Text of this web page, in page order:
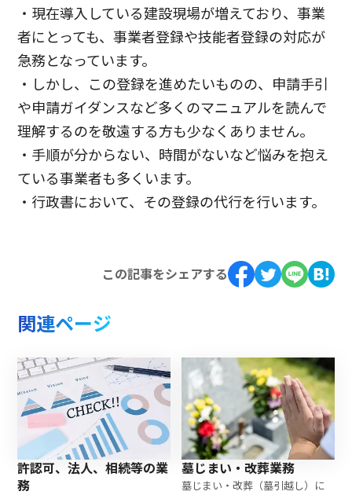
・現在導入している建設現場が増えており、事業
者にとっても、事業者登録や技能者登録の対応が
急務となっています。
・しかし、この登録を進めたいものの、申請手引
や申請ガイダンスなど多くのマニュアルを読んで
理解するのを敬遠する方も少なくありません。
・手順が分からない、時間がないなど悩みを抱え
ている事業者も多くいます。
・行政書において、その登録の代行を行います。
この記事をシェアする
関連ページ
許認可、法人、相続等の業
務
墓じまい・改葬業務
墓じまい・改葬（墓引越し）に